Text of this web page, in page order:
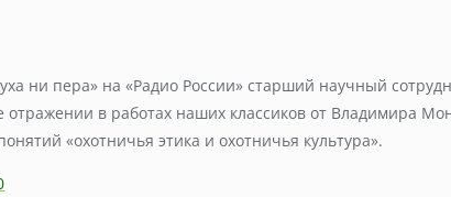
ни пера» на «Радио России» старший научный
в работах наших классиков от Владимира
«охотничья этика и охотничья культура».